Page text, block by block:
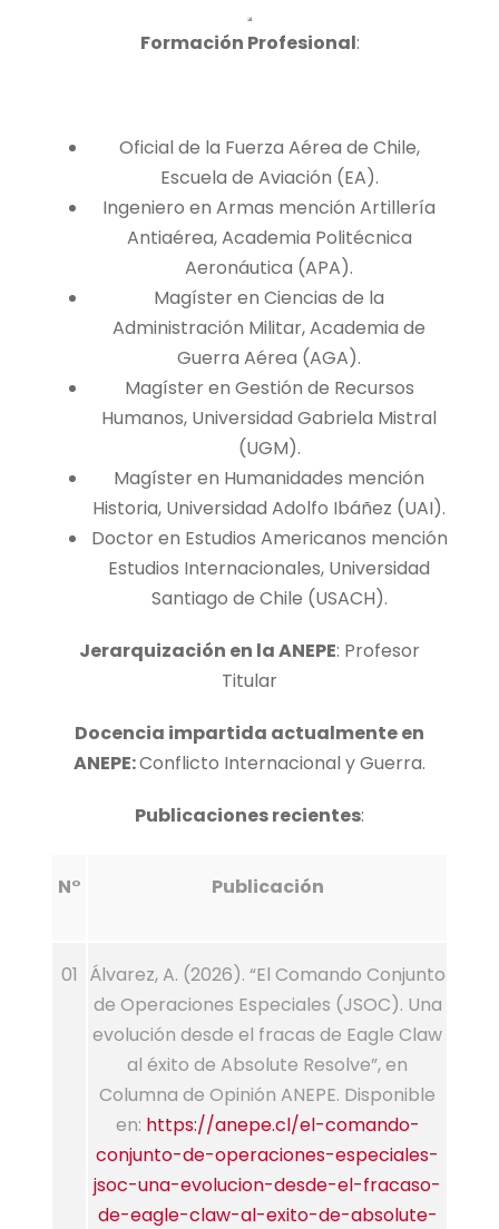
Formación Profesional:
Oficial de la Fuerza Aérea de Chile,
Escuela de Aviación (EA).
Ingeniero en Armas mención Artillería
Antiaérea, Academia Politécnica
Aeronáutica (APA).
Magíster en Ciencias de la
Administración Militar, Academia de
Guerra Aérea (AGA).
Magíster en Gestión de Recursos
Humanos, Universidad Gabriela Mistral
(UGM).
Magíster en Humanidades mención
Historia, Universidad Adolfo Ibáñez (UAI).
Doctor en Estudios Americanos mención
Estudios Internacionales, Universidad
Santiago de Chile (USACH).
Jerarquización en la ANEPE: Profesor
Titular
Docencia impartida actualmente en
ANEPE:Conflicto Internacional y Guerra.
Publicaciones recientes:
N° Publicación
01 Álvarez, A. (2026). “El Comando Conjunto
de Operaciones Especiales (JSOC). Una
evolución desde el fracas de Eagle Claw
al éxito de Absolute Resolve”, en
Columna de Opinión ANEPE. Disponible
en: https://anepe.cl/el-comando-
conjunto-de-operaciones-especiales-
jsoc-una-evolucion-desde-el-fracaso-
de-eagle-claw-al-exito-de-absolute-